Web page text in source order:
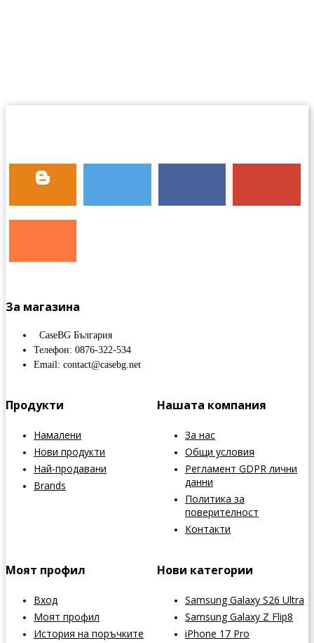
За магазина
CaseBG България
Телефон: 0876-322-534
Email: contact@casebg.net
Продукти
Намалени
Нови продукти
Най-продавани
Brands
Нашата компания
За нас
Общи условия
Регламент GDPR лични
данни
Политика за
поверителност
Контакти
Моят профил
Вход
Моят профил
История на поръчките
Нови категории
Samsung Galaxy S26 Ultra
Samsung Galaxy Z Flip8
iPhone 17 Pro